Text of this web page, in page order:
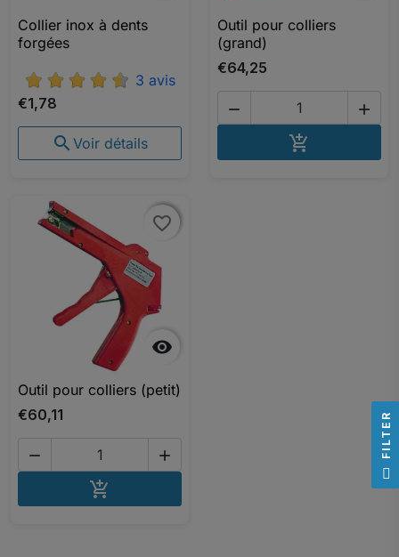
Collier inox à dents
forgées
3 avis
€1,78
 Voir détails
Outil pour colliers
(grand)
€64,25
 


favorite_border
favorite_border
Outil pour colliers (petit)
€60,11
 

R